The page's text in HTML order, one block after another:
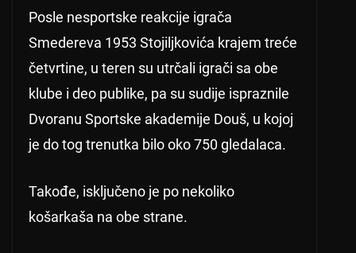
Posle nesportske reakcije igrača
Smedereva 1953 Stojiljkovića krajem treće
četvrtine, u teren su utrčali igrači sa obe
klube i deo publike, pa su sudije ispraznile
Dvoranu Sportske akademije Douš, u kojoj
je do tog trenutka bilo oko 750 gledalaca.
Takođe, isključeno je po nekoliko
košarkaša na obe strane.